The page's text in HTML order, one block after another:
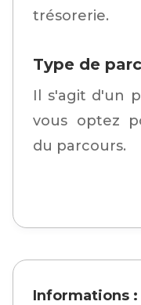
trésorerie.
Type de
Il s'agit d'un
vous optez
du parcours.
Informations :